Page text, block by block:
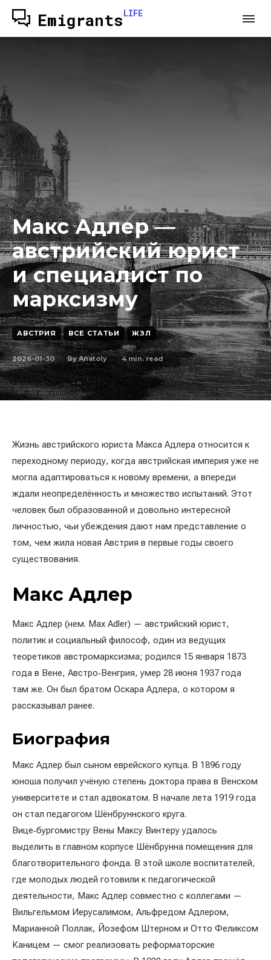
EmigrantsLIFE
Макс Адлер —
австрийский юрист
и специалист по
марксизму
АВСТРИЯ ВСЕ СТАТЬИ ЖЗЛ
2026-01-30 By Anatoly 4min. read
Жизнь австрийского юриста Макса Адлера относится к
переходному периоду, когда австрийская империя уже не
могла адаптироваться к новому времени, а впереди
ждали неопределённость и множество испытаний. Этот
человек был образованной и довольно интересной
личностью, чьи убеждения дают нам представление о
том, чем жила новая Австрия в первые годы своего
существования.
Макс Адлер
Макс Адлер (нем. Max Adler) — австрийский юрист,
политик и социальный философ, один из ведущих
теоретиков австромарксизма; родился 15 января 1873
года в Вене, Австро‑Венгрия, умер 28 июня 1937 года
там же. Он был братом Оскара Адлера, о котором я
рассказывал ранее.
Биография
Макс Адлер был сыном еврейского купца. В 1896 году
юноша получил учёную степень доктора права в Венском
университете и стал адвокатом. В начале лета 1919 года
он стал педагогом Шёнбруннского круга.
Вице‑бургомистру Вены Максу Винтеру удалось
выделить в главном корпусе Шёнбрунна помещения для
благотворительного фонда. В этой школе воспитателей,
где молодых людей готовили к педагогической
деятельности, Макс Адлер совместно с коллегами —
Вильгельмом Иерусалимом, Альфредом Адлером,
Марианной Поллак, Йозефом Штерном и Отто Феликсом
Каницем — смог реализовать реформаторские